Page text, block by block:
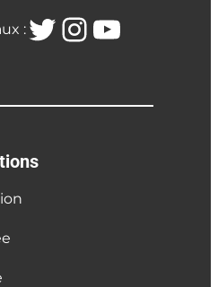
:Twitter